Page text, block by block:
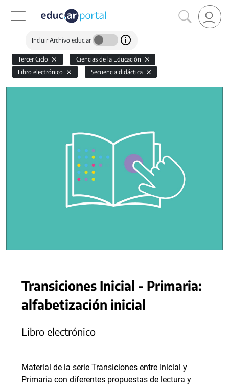
Incluir Archivo educ.ar
Tercer Ciclo
Ciencias de la Educación
Libro electrónico
Secuencia didáctica
Transiciones Inicial - Primaria:
alfabetización inicial
Libro electrónico
Material de la serie Transiciones entre Inicial y
Primaria con diferentes propuestas de lectura y